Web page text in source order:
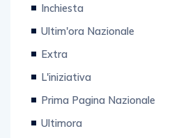
Inchiesta
Ultim'ora Nazionale
Extra
L'iniziativa
Prima Pagina Nazionale
Ultimora